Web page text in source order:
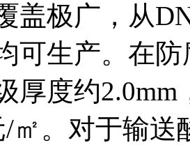
盖极广，从
可生产。在
厚度约2.0mm
㎡。对于输送